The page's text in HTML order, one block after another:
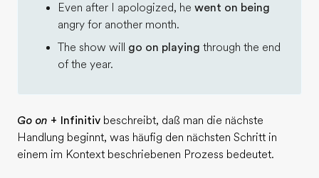
Even after I apologized, he went on being
angry for another month.
The show will go on playing through the end
of the year.
Go on + Infinitiv beschreibt, daß man die nächste
Handlung beginnt, was häufig den nächsten Schritt in
einem im Kontext beschriebenen Prozess bedeutet.